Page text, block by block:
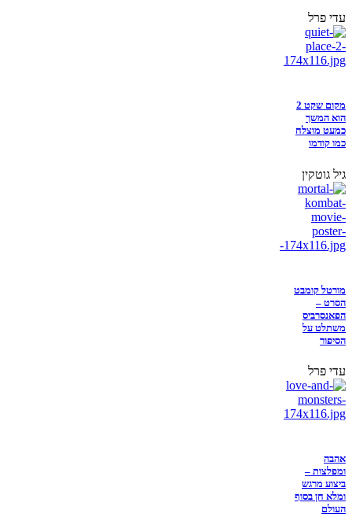
עדי פרל
מקום שקט 2
הוא המשך
כמעט מוצלח
כמו קודמו
גיל גוטקין
מורטל קומבט
הסרט –
הפאנסרביס
משתלט על
הסיפור
עדי פרל
אהבה
ומפלצות –
ביצוע מרגש
ומלא חן בסוף
העולם